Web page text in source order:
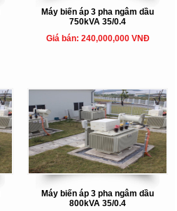
Máy biến áp 3 pha ngâm dầu
750kVA 35/0.4
Giá bán: 240,000,000 VNĐ
Máy biến áp 3 pha ngâm dầu
800kVA 35/0.4